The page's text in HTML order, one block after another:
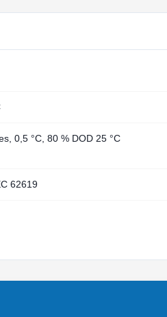
0,5 °C, 80 % DOD 25 °C
62619